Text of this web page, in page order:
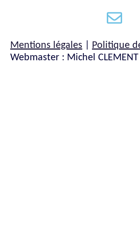
Mentions légales Politique
Webmaster : Michel CLEMENT